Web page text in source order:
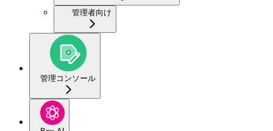
管理者向け
管理コンソール